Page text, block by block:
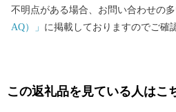
不明点がある場合、お問い合わせの
AQ）」 に掲載しておりますのでご確
この返礼品を見ている人はこ